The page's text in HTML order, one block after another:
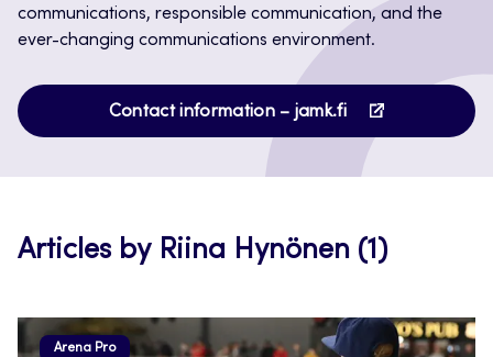
communications, responsible communication, and the
ever-changing communications environment.
Contact information – jamk.fi
Opens
in
Articles by Riina Hynönen (1)
Arena Pro